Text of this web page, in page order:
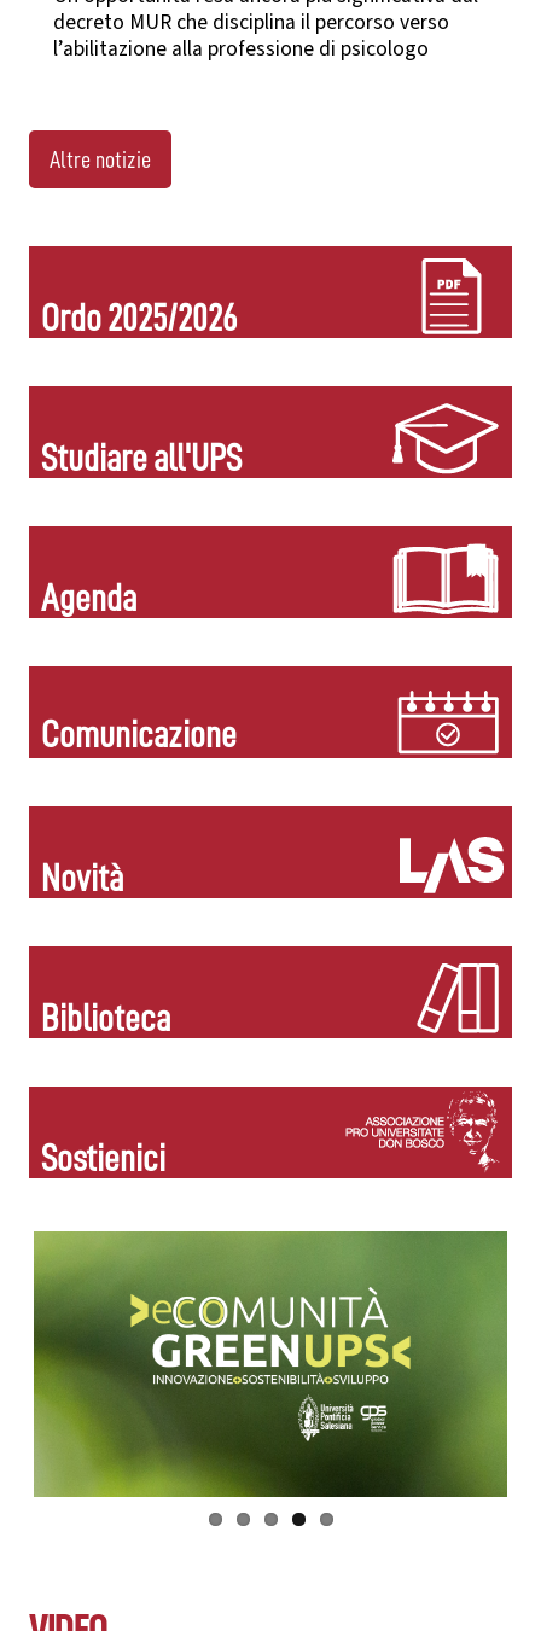
decreto MUR che disciplina il percorso verso
l’abilitazione alla professione di psicologo
Altre notizie
Ordo 2025/2026
Studiare all'UPS
Agenda
Comunicazione
Novità
Biblioteca
Sostienici